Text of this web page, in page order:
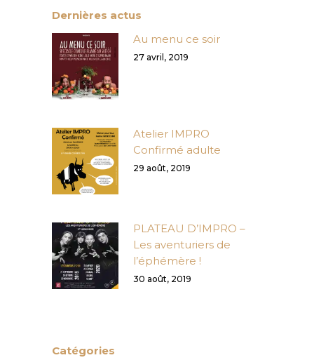
Dernières actus
Au menu ce soir
27 avril, 2019
Atelier IMPRO
Confirmé adulte
29 août, 2019
PLATEAU D’IMPRO –
Les aventuriers de
l’éphémère !
30 août, 2019
Catégories